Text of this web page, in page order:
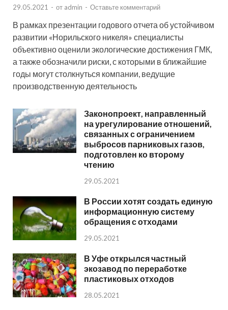
29.05.2021 - от admin - Оставьте комментарий
В рамках презентации годового отчета об устойчивом
развитии «Норильского никеля» специалисты
объективно оценили экологические достижения ГМК,
а также обозначили риски, с которыми в ближайшие
годы могут столкнуться компании, ведущие
производственную деятельность
Законопроект, направленный
на урегулирование отношений,
связанных с ограничением
выбросов парниковых газов,
подготовлен ко второму
чтению
29.05.2021
В России хотят создать единую
информационную систему
обращения с отходами
29.05.2021
В Уфе открылся частный
экозавод по переработке
пластиковых отходов
28.05.2021